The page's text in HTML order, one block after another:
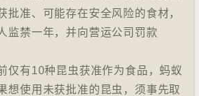
批准、可能存在安全风险的食材，
监禁一年，并向营运公司罚款
仅有10种昆虫获准作为食品，蚂蚁
想使用未获批准的昆虫，须事先取